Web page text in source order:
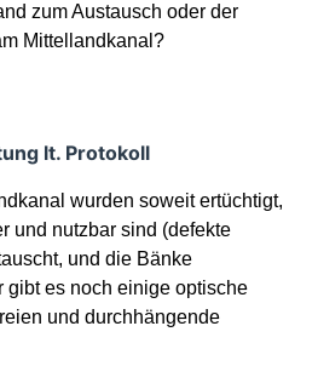
zum Austausch oder der
Mittellandkanal?
lt. Protokoll
wurden soweit ertüchtigt,
und nutzbar sind (defekte
und die Bänke
gibt es noch einige optische
und durchhängende